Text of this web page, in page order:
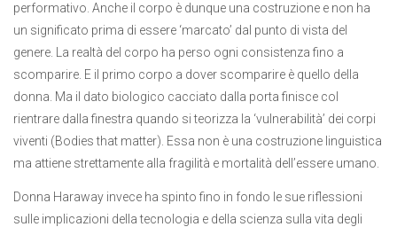
performativo. Anche il corpo è dunque una costruzione e non ha
un significato prima di essere ‘marcato’ dal punto di vista del
genere. La realtà del corpo ha perso ogni consistenza fino a
scomparire. E il primo corpo a dover scomparire è quello della
donna. Ma il dato biologico cacciato dalla porta finisce col
rientrare dalla finestra quando si teorizza la ‘vulnerabilità’ dei corpi
viventi (Bodies that matter). Essa non è una costruzione linguistica
ma attiene strettamente alla fragilità e mortalità dell’essere umano.
Donna Haraway invece ha spinto fino in fondo le sue riflessioni
sulle implicazioni della tecnologia e della scienza sulla vita degli